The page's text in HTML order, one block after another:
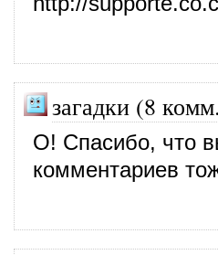
загадки (8
О! Спасибо, что
комментариев